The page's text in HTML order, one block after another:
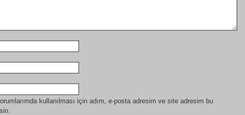
kullanılması için adım, e-posta adresim ve site adresim bu